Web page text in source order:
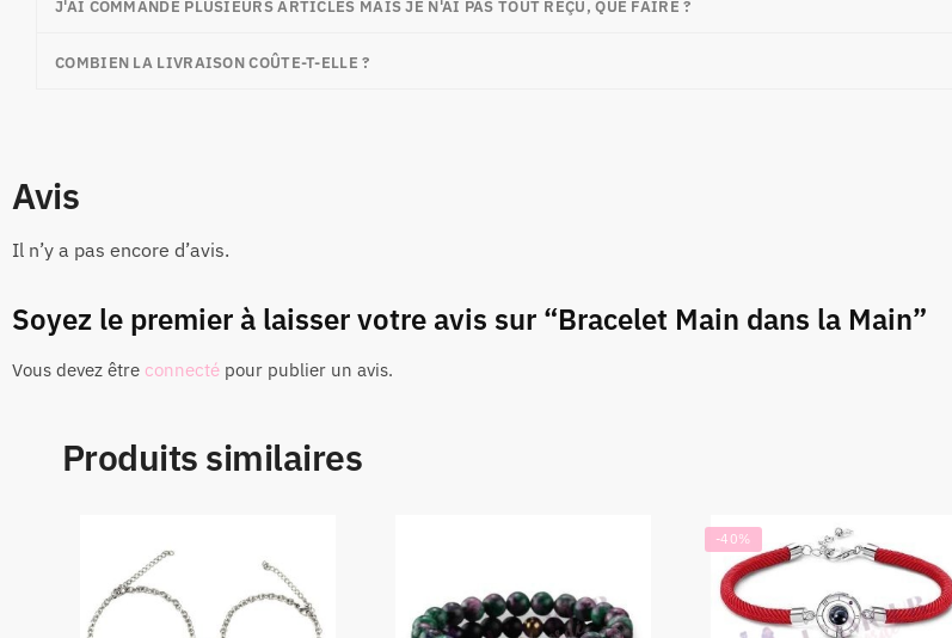
J'AI COMMANDÉ PLUSIEURS ARTICLES MAIS JE N'AI PAS TOUT REÇU, QUE FAIRE ?
COMBIEN LA LIVRAISON COÛTE-T-ELLE ?
Avis
Il n’y a pas encore d’avis.
Soyez le premier à laisser votre avis sur “Bracelet Main dans la Main”
Vous devez être connecté pour publier un avis.
Produits similaires
-40%